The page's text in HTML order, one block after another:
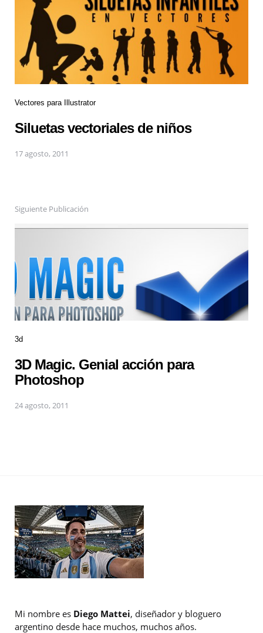
Vectores para Illustrator
Siluetas vectoriales de niños
17 agosto, 2011
Siguiente Publicación
3d
3D Magic. Genial acción para
Photoshop
24 agosto, 2011
Mi nombre es Diego Mattei, diseñador y bloguero
argentino desde hace muchos, muchos años.